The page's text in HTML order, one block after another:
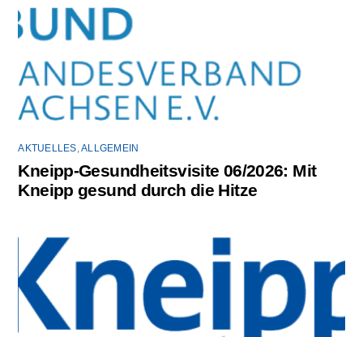
AKTUELLES,ALLGEMEIN
Kneipp-Gesundheitsvisite 06/2026: Mit
Kneipp gesund durch die Hitze